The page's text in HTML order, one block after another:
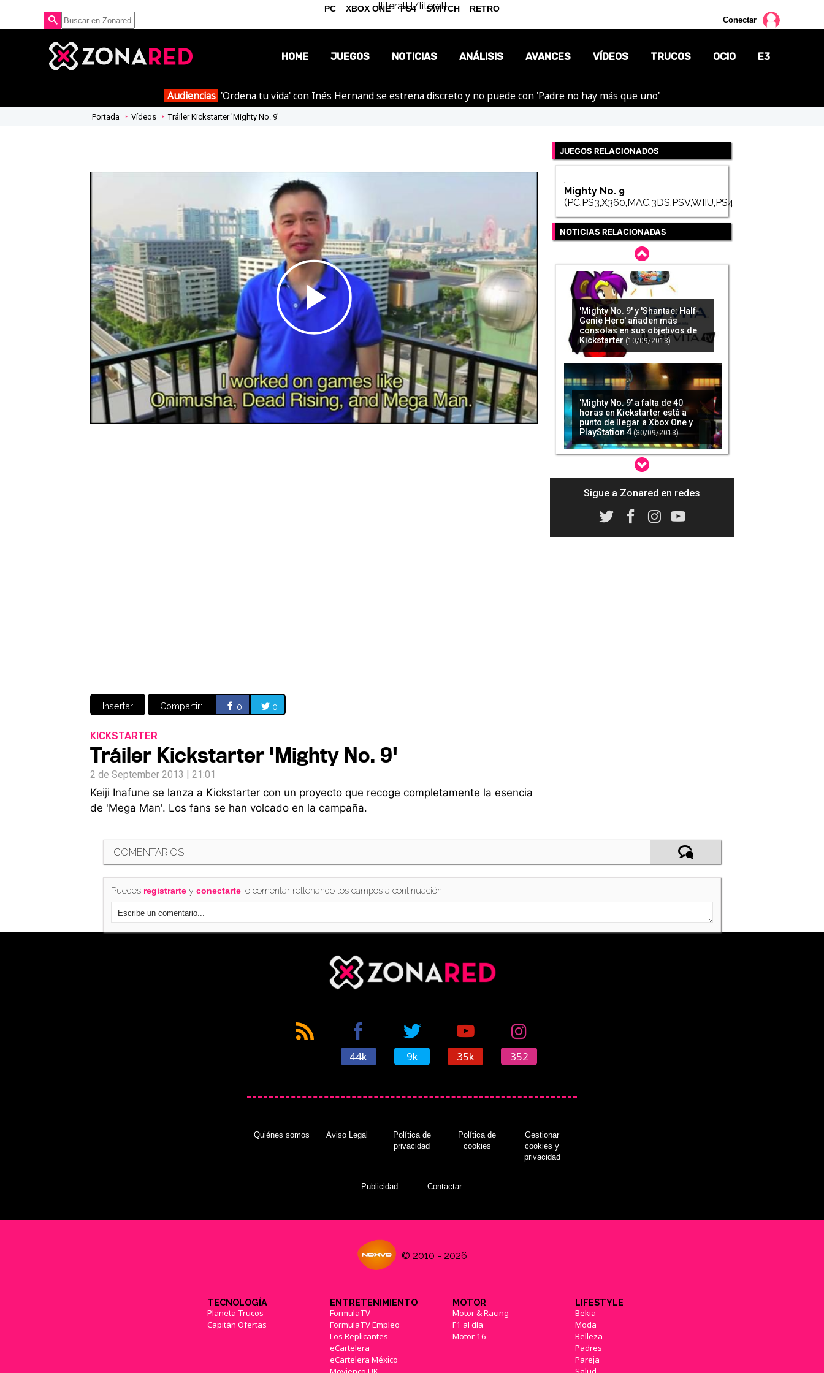
{literal}{/literal}
Conectar
HOME JUEGOS NOTICIAS
OPINIÓN
ANÁLISIS AVANCES VÍDEOS TRUCOS OCIO E3
Audiencias 'Ordena tu vida' con Inés Hernand se estrena discreto y no puede con 'Padre no hay más que uno'
Portada Vídeos Tráiler Kickstarter 'Mighty No. 9'
Play
Video
Insertar Compartir: 0 0
KICKSTARTER
Tráiler Kickstarter 'Mighty No. 9'
2 de September 2013 | 21:01
Keiji Inafune se lanza a Kickstarter con un proyecto que recoge completamente la esencia
de 'Mega Man'. Los fans se han volcado en la campaña.
JUEGOS RELACIONADOS
Mighty No. 9
(PC,PS3,X360,MAC,3DS,PSV,WIIU,PS4,XONE)
NOTICIAS RELACIONADAS
'Mighty No. 9' y 'Shantae: Half-
Genie Hero' añaden más
consolas en sus objetivos de
Kickstarter (10/09/2013)
'Mighty No. 9' a falta de 40
horas en Kickstarter está a
punto de llegar a Xbox One y
PlayStation 4 (30/09/2013)
campaña en Kickstarter con
y más de 4 millones de dólares
(02/10/2013)
Sigue a Zonared en redes
COMENTARIOS
Puedes registrartey conectarte, o comentar rellenando los campos a continuación.
PC XBOX ONE PS4 SWITCH RETRO
44k 9k 35k 352
Quiénes somos Aviso Legal
Política de
privacidad
Política de
cookies
Gestionar
cookies y
privacidad
Publicidad Contactar
© 2010 - 2026
TECNOLOGÍA
Planeta Trucos
Capitán Ofertas
ENTRETENIMIENTO
FormulaTV
FormulaTV Empleo
Los Replicantes
eCartelera
eCartelera México
MOTOR
Motor & Racing
F1 al día
Motor 16
LIFESTYLE
Bekia
Moda
Belleza
Padres
Pareja